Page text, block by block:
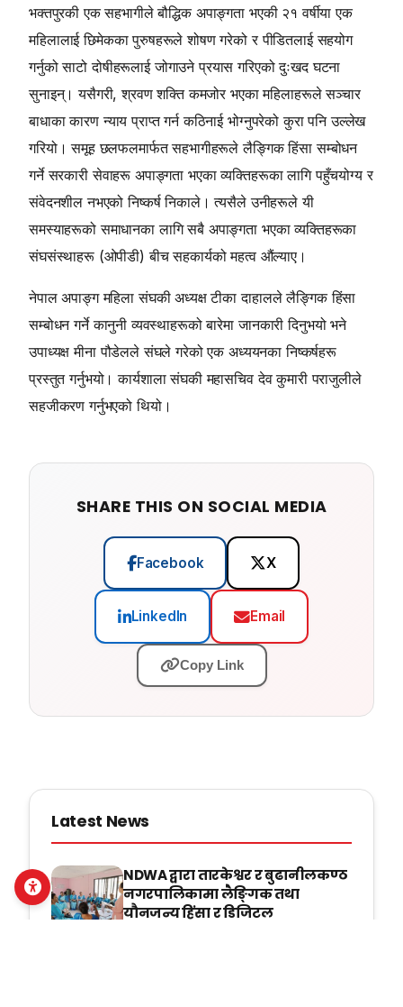
भक्तपुरकी एक सहभागीले बौद्धिक अपाङ्गता भएकी २१ वर्षीया एक
महिलालाई छिमेकका पुरुषहरूले शोषण गरेको र पीडितलाई सहयोग
गर्नुको साटो दोषीहरूलाई जोगाउने प्रयास गरिएको दुःखद घटना
सुनाइन्। यसैगरी, श्रवण शक्ति कमजोर भएका महिलाहरूले सञ्चार
बाधाका कारण न्याय प्राप्त गर्न कठिनाई भोग्नुपरेको कुरा पनि उल्लेख
गरियो। समूह छलफलमार्फत सहभागीहरूले लैङ्गिक हिंसा सम्बोधन
गर्ने सरकारी सेवाहरू अपाङ्गता भएका व्यक्तिहरूका लागि पहुँचयोग्य र
संवेदनशील नभएको निष्कर्ष निकाले। त्यसैले उनीहरूले यी
समस्याहरूको समाधानका लागि सबै अपाङ्गता भएका व्यक्तिहरूका
संघसंस्थाहरू (ओपीडी) बीच सहकार्यको महत्व औंल्याए।
नेपाल अपाङ्ग महिला संघकी अध्यक्ष टीका दाहालले लैङ्गिक हिंसा
सम्बोधन गर्ने कानुनी व्यवस्थाहरूको बारेमा जानकारी दिनुभयो भने
उपाध्यक्ष मीना पौडेलले संघले गरेको एक अध्ययनका निष्कर्षहरू
प्रस्तुत गर्नुभयो। कार्यशाला संघकी महासचिव देव कुमारी पराजुलीले
सहजीकरण गर्नुभएको थियो।
SHARE THIS ON SOCIAL MEDIA
Facebook X
LinkedIn Email
Copy Link
Latest News
NDWA द्वारा तारकेश्वर र बुढानीलकण्ठ
नगरपालिकामा लैङ्गिक तथा
यौनजन्य हिंसा र डिजिटल